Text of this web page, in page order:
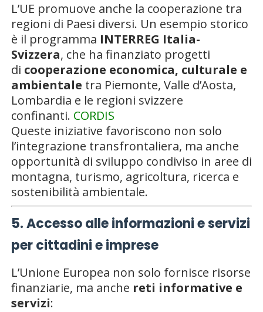
L’UE promuove anche la cooperazione tra
regioni di Paesi diversi. Un esempio storico
è il programma INTERREG Italia-
Svizzera, che ha finanziato progetti
di cooperazione economica, culturale e
ambientale tra Piemonte, Valle d’Aosta,
Lombardia e le regioni svizzere
confinanti. CORDIS
Queste iniziative favoriscono non solo
l’integrazione transfrontaliera, ma anche
opportunità di sviluppo condiviso in aree di
montagna, turismo, agricoltura, ricerca e
sostenibilità ambientale.
5. Accesso alle informazioni e servizi
per cittadini e imprese
L’Unione Europea non solo fornisce risorse
finanziarie, ma anche reti informative e
servizi: